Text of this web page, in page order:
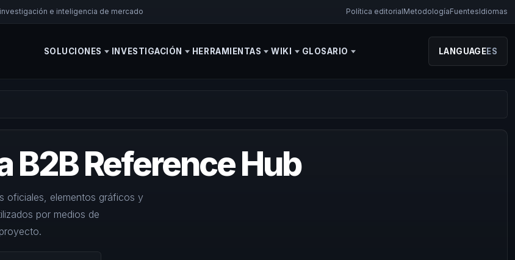
e inteligencia de mercado Política editorialMetodologíaFuentesIdiomas
SOLUCIONES INVESTIGACIÓN HERRAMIENTAS WIKI GLOSARIO LANGUAGEES
B2B Reference Hub
oficiales, elementos gráficos y
por medios de